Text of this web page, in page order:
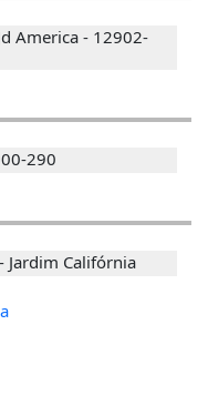
America - 12902-
290
Jardim Califórnia